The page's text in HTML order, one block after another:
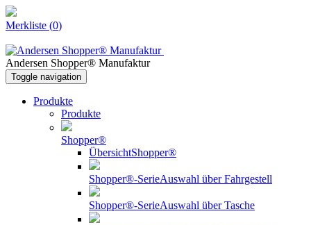
Merkliste (0)
Andersen Shopper® Manufaktur
Toggle navigation
Produkte
Produkte
Shopper®
ÜbersichtShopper®
Shopper®-SerieAuswahl über Fahrgestell
Shopper®-SerieAuswahl über Tasche